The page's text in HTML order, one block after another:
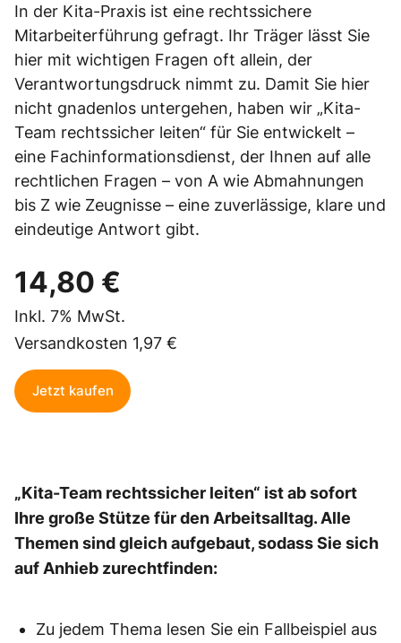
In der Kita-Praxis ist eine rechtssichere
Mitarbeiterführung gefragt. Ihr Träger lässt Sie
hier mit wichtigen Fragen oft allein, der
Verantwortungsdruck nimmt zu. Damit Sie hier
nicht gnadenlos untergehen, haben wir „Kita-
Team rechtssicher leiten“ für Sie entwickelt –
eine Fachinformationsdienst, der Ihnen auf alle
rechtlichen Fragen – von A wie Abmahnungen
bis Z wie Zeugnisse – eine zuverlässige, klare und
eindeutige Antwort gibt.
14,80 €
Inkl. 7% MwSt.
Versandkosten 1,97 €
Jetzt kaufen
„Kita-Team rechtssicher leiten“ ist ab sofort
Ihre große Stütze für den Arbeitsalltag. Alle
Themen sind gleich aufgebaut, sodass Sie sich
auf Anhieb zurechtfinden:
Zu jedem Thema lesen Sie ein Fallbeispiel aus